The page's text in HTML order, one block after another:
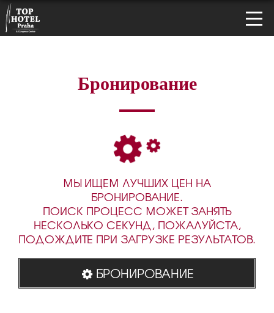
Бронирование
МЫ ИЩЕМ ЛУЧШИХ ЦЕН НА
БРОНИРОВАНИЕ.
ПОИСК ПРОЦЕСС МОЖЕТ ЗАНЯТЬ
НЕСКОЛЬКО СЕКУНД, ПОЖАЛУЙСТА,
ПОДОЖДИТЕ ПРИ ЗАГРУЗКЕ РЕЗУЛЬТАТОВ.
БРОНИРОВАНИЕ